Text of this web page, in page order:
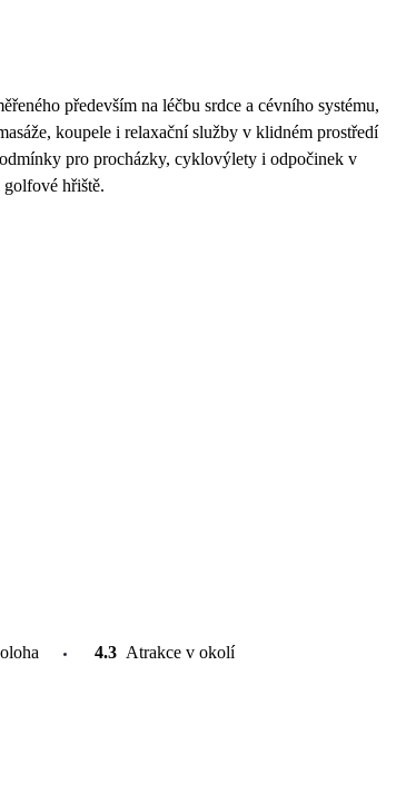
především na léčbu srdce a cévního systému,
koupele i relaxační služby v klidném prostředí
pro procházky, cyklovýlety i odpočinek v
golfové hřiště.
4.3 Atrakce v okolí